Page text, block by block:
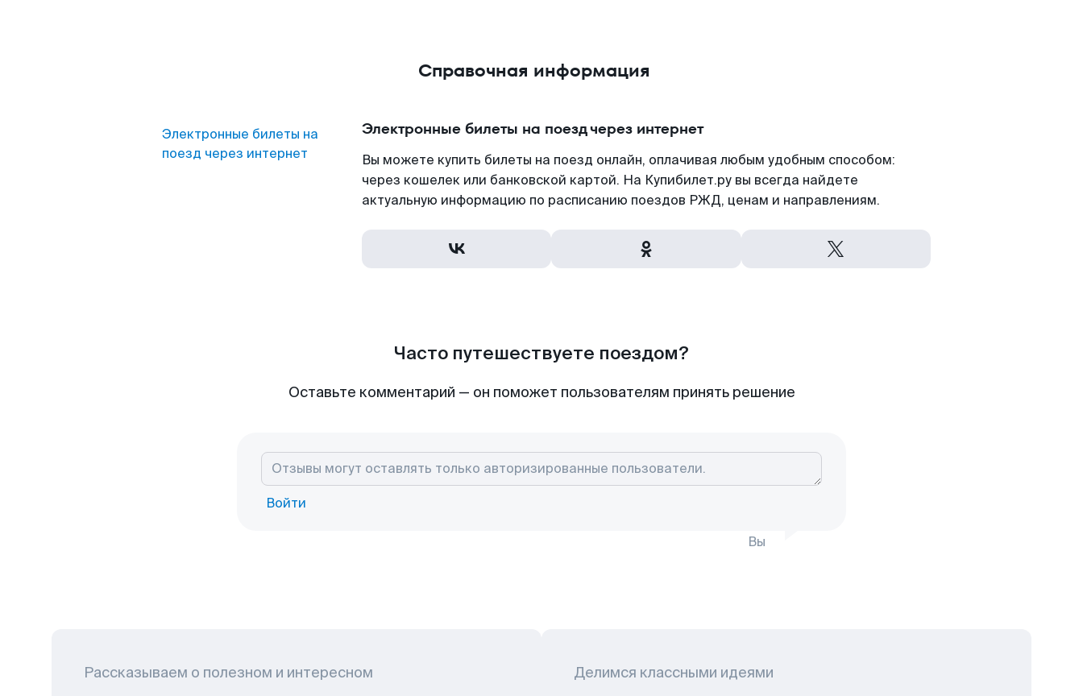
Справочная информация
Электронные билеты на
поезд через интернет
Электронные билеты на поезд через интернет
Вы можете купить билеты на поезд онлайн, оплачивая любым удобным способом:
через кошелек или банковской картой. На Купибилет.ру вы всегда найдете
актуальную информацию по расписанию поездов РЖД, ценам и направлениям.
Часто путешествуете поездом?
Оставьте комментарий — он поможет пользователям принять решение
Войти
Вы
Рассказываем о полезном и интересном Делимся классными идеями